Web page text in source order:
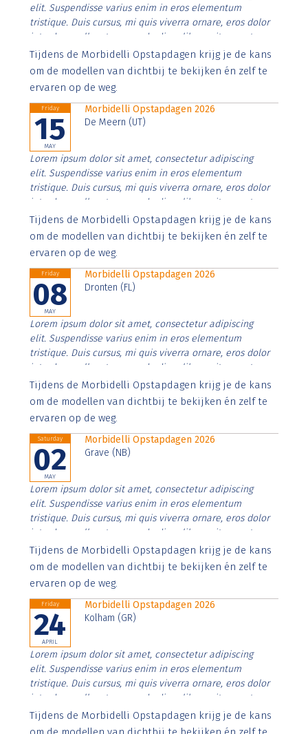
elit. Suspendisse varius enim in eros elementum
tristique. Duis cursus, mi quis viverra ornare, eros dolor
interdum nulla, ut commodo diam libero vitae erat.
Aenean faucibus nibh et justo cursus id rutrum lorem
imperdiet. Nunc ut sem vitae risus tristique posuere.
Tijdens de Morbidelli Opstapdagen krijg je de kans
om de modellen van dichtbij te bekijken én zelf te
ervaren op de weg.
Friday
15
MAY
Morbidelli Opstapdagen 2026
De Meern (UT)
Lorem ipsum dolor sit amet, consectetur adipiscing
elit. Suspendisse varius enim in eros elementum
tristique. Duis cursus, mi quis viverra ornare, eros dolor
interdum nulla, ut commodo diam libero vitae erat.
Aenean faucibus nibh et justo cursus id rutrum lorem
imperdiet. Nunc ut sem vitae risus tristique posuere.
Tijdens de Morbidelli Opstapdagen krijg je de kans
om de modellen van dichtbij te bekijken én zelf te
ervaren op de weg.
Friday
08
MAY
Morbidelli Opstapdagen 2026
Dronten (FL)
Lorem ipsum dolor sit amet, consectetur adipiscing
elit. Suspendisse varius enim in eros elementum
tristique. Duis cursus, mi quis viverra ornare, eros dolor
interdum nulla, ut commodo diam libero vitae erat.
Aenean faucibus nibh et justo cursus id rutrum lorem
imperdiet. Nunc ut sem vitae risus tristique posuere.
Tijdens de Morbidelli Opstapdagen krijg je de kans
om de modellen van dichtbij te bekijken én zelf te
ervaren op de weg.
Saturday
02
MAY
Morbidelli Opstapdagen 2026
Grave (NB)
Lorem ipsum dolor sit amet, consectetur adipiscing
elit. Suspendisse varius enim in eros elementum
tristique. Duis cursus, mi quis viverra ornare, eros dolor
interdum nulla, ut commodo diam libero vitae erat.
Aenean faucibus nibh et justo cursus id rutrum lorem
imperdiet. Nunc ut sem vitae risus tristique posuere.
Tijdens de Morbidelli Opstapdagen krijg je de kans
om de modellen van dichtbij te bekijken én zelf te
ervaren op de weg.
Friday
24
APRIL
Morbidelli Opstapdagen 2026
Kolham (GR)
Lorem ipsum dolor sit amet, consectetur adipiscing
elit. Suspendisse varius enim in eros elementum
tristique. Duis cursus, mi quis viverra ornare, eros dolor
interdum nulla, ut commodo diam libero vitae erat.
Aenean faucibus nibh et justo cursus id rutrum lorem
imperdiet. Nunc ut sem vitae risus tristique posuere.
Tijdens de Morbidelli Opstapdagen krijg je de kans